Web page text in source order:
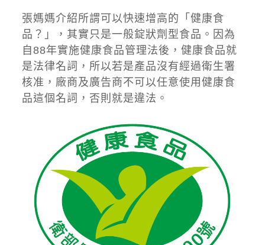
張媽媽介紹所謂可以快速增高的「健康食
品？」，其實只是一般錠狀劑型食品。因為
自88年實施健康食品管理法後，健康食品就
是法律名詞，所以若是產品沒有經過衛生署
核准，廠商及廣告商不可以任意使用健康食
品這個名詞，否則就是違法。